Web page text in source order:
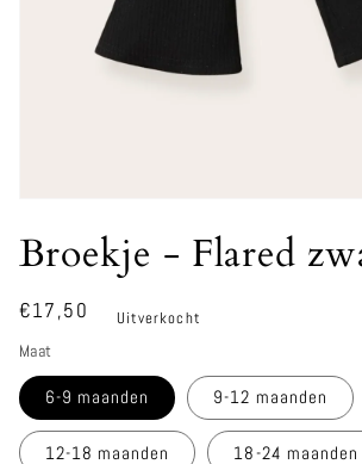
openen
in
Broekje - Flared
Normale
prijs
€17,50 Uitverkocht
Maat
6-9 maanden 9-12 maanden
12-18 maanden 18-24 maanden